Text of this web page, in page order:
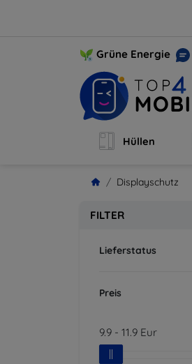
Grüne Energie
Hüllen
Displayschutz
FILTER
Lieferstatus
Preis
9.9 - 11.9 Eur